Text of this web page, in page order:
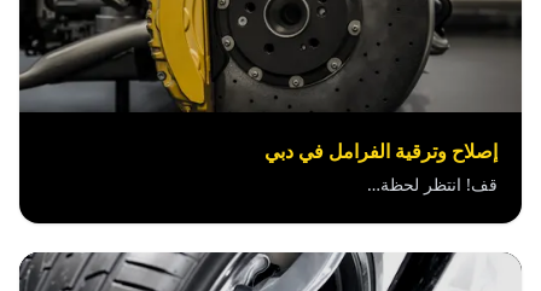
إصلاح وترقية الفرامل في دبي
قف! انتظر لحظة…